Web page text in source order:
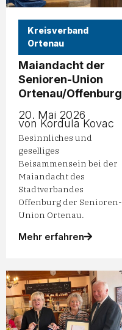
Kreisverband
Ortenau
Maiandacht der
Senioren-Union
Ortenau/Offenburg
20. Mai 2026
von Kordula Kovac
Besinnliches und
geselliges
Beisammensein bei der
Maiandacht des
Stadtverbandes
Offenburg der Senioren-
Union Ortenau.
Mehr erfahren